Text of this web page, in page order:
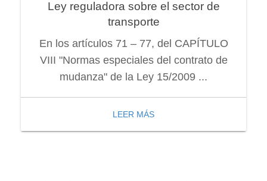
Ley reguladora sobre el sector de
transporte
En los artículos 71 – 77, del CAPÍTULO
VIII "Normas especiales del contrato de
mudanza" de la Ley 15/2009 ...
LEER MÁS